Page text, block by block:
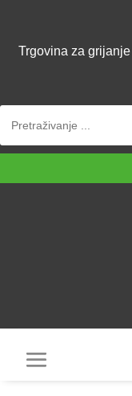
Trgovina za